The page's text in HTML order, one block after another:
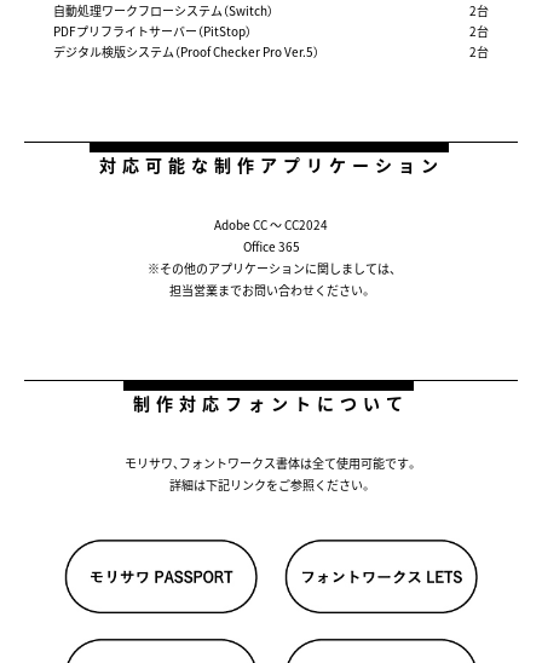
自動処理ワークフローシステム（Switch）
2台
PDFプリフライトサーバー（PitStop）
2台
デジタル検版システム（Proof Checker Pro Ver.5）
2台
対応可能な制作アプリケーション
Adobe CC 〜 CC2024
Office 365
※その他のアプリケーションに関しましては、
担当営業までお問い合わせください。
制作対応フォントについて
モリサワ、フォントワークス書体は全て使用可能です。
詳細は下記リンクをご参照ください。